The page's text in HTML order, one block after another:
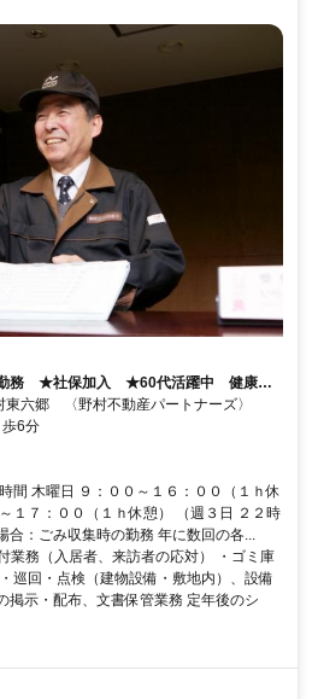
勤務 ★社保加入 ★60代活躍中 健康維
六郷 〈野村不動産パートナーズ〉
歩6分
間 木曜日 ９：００～１６：００（１ｈ休
１７：００（１ｈ休憩） （週３日 ２２時
合：ごみ収集時の勤務 年に数回の各...
業務（入居者、来訪者の応対） ・ゴミ庫
巡回・点検（建物設備・敷地内）、設備
掲示・配布、文書保管業務 定年後のシ